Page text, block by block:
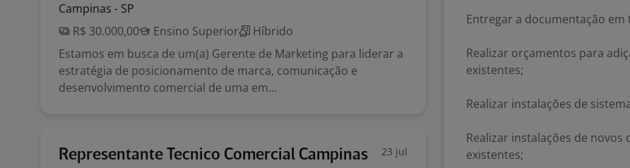
Campinas - SP
R$ 30.000,00
Ensino Superior
Híbrido
Estamos em busca de um(a) Gerente de Marketing para liderar a
estratégia de posicionamento de marca, comunicação e
desenvolvimento comercial de uma em...
Representante Tecnico Comercial Campinas 23 jul
Entregar a documentação
Realizar orçamentos para
existentes;
Realizar instalações de
Realizar instalações de
existentes;